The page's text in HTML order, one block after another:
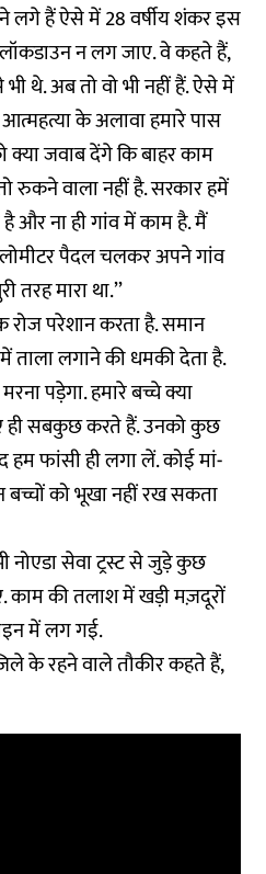
लगे हैं ऐसे में 28 वर्षीय शंकर इस
न लग जाए. वे कहते हैं,
थे. अब तो वो भी नहीं हैं. ऐसे में
के अलावा हमारे पास
क्या जवाब देंगे कि बाहर काम
रुकने वाला नहीं है. सरकार हमें
और ना ही गांव में काम है. मैं
पैदल चलकर अपने गांव
तरह मारा था.’’
परेशान करता है. समान
लगाने की धमकी देता है.
पड़ेगा. हमारे बच्चे क्या
ही सबकुछ करते हैं. उनको कुछ
हम फांसी ही लगा लें. कोई मां-
को भूखा नहीं रख सकता
सेवा ट्रस्ट से जुड़े कुछ
काम की तलाश में खड़ी मज़दूरों
में लग गई.
के रहने वाले तौकीर कहते हैं,